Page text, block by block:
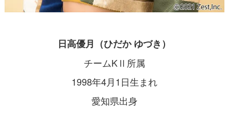
日高優月（ひだか ゆづき）
チームKⅡ所属
1998年4月1日生まれ
愛知県出身